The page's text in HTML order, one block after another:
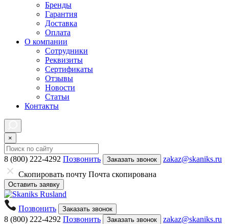
Бренды
Гарантия
Доставка
Оплата
О компании
Сотрудники
Реквизиты
Сертификаты
Отзывы
Новости
Статьи
Контакты
×
8 (800) 222-4292 Позвонить Заказать звонок
zakaz@skaniks.ru
Скопировать почту Почта скопирована
Оставить заявку
Позвонить Заказать звонок
8 (800) 222-4292 Позвонить Заказать звонок
zakaz@skaniks.ru